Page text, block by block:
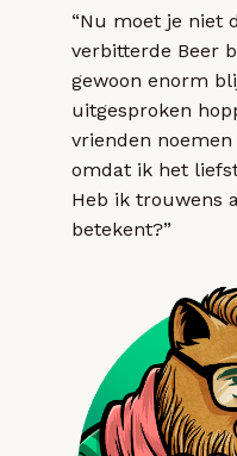
“Nu moet je niet
verbitterde Beer
gewoon enorm
uitgesproken
vrienden
omdat ik het liefst
Heb ik trouwens
betekent?”